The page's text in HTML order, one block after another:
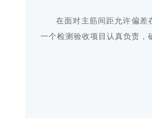
在面对主筋间距允许偏差
一个检测验收项目认真负责，